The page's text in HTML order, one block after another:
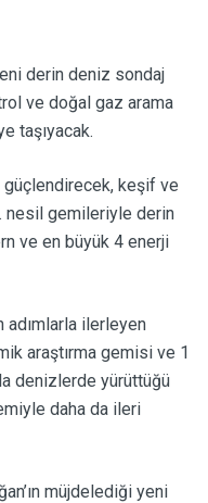
derin deniz sondaj
ve doğal gaz arama
taşıyacak.
güçlendirecek, keşif ve
nesil gemileriyle derin
ve en büyük 4 enerji
adımlarla ilerleyen
araştırma gemisi ve 1
denizlerde yürüttüğü
daha da ileri
müjdelediği yeni